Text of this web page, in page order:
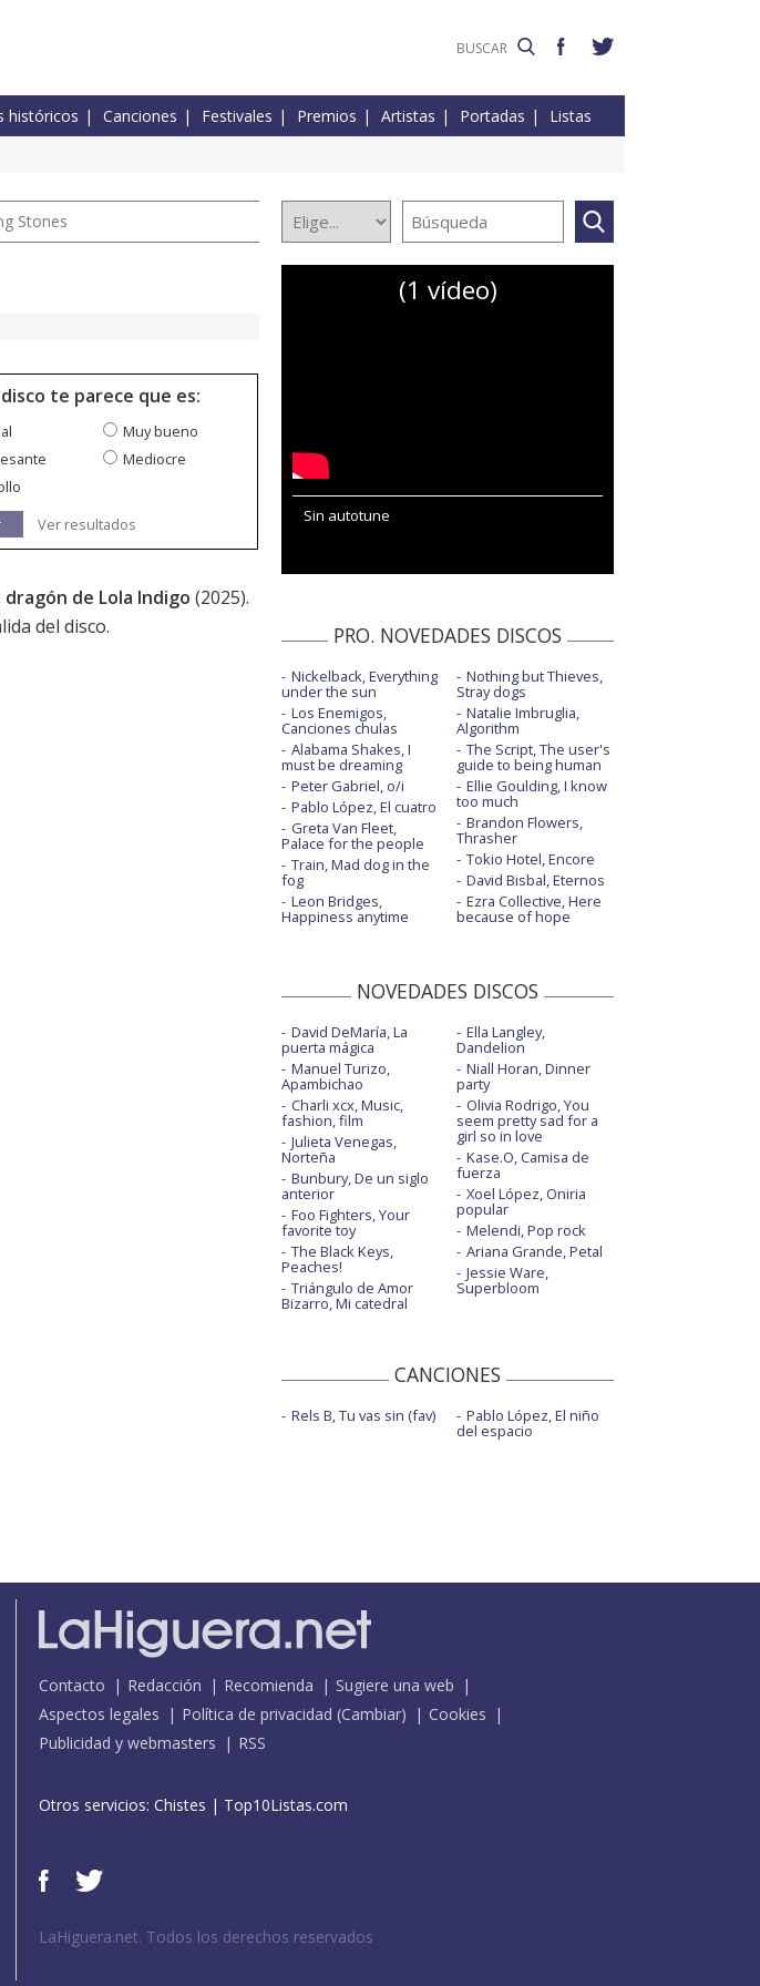
históricos Canciones Festivales Premios Artistas Portadas Listas
Stones
disco te parece que es:
Muy bueno
Mediocre
Ver resultados
dragón de Lola Indigo (2025).
del disco.
(1 vídeo)
Sin autotune
PRO. NOVEDADES DISCOS
Nickelback, Everything
under the sun
Los Enemigos,
Canciones chulas
Alabama Shakes, I
must be dreaming
Peter Gabriel, o/i
Pablo López, El cuatro
Greta Van Fleet,
Palace for the people
Train, Mad dog in the
fog
Leon Bridges,
Happiness anytime
Nothing but Thieves,
Stray dogs
Natalie Imbruglia,
Algorithm
The Script, The user's
guide to being human
Ellie Goulding, I know
too much
Brandon Flowers,
Thrasher
Tokio Hotel, Encore
David Bisbal, Eternos
Ezra Collective, Here
because of hope
NOVEDADES DISCOS
David DeMaría, La
puerta mágica
Manuel Turizo,
Apambichao
Charli xcx, Music,
fashion, film
Julieta Venegas,
Norteña
Bunbury, De un siglo
anterior
Foo Fighters, Your
favorite toy
The Black Keys,
Peaches!
Triángulo de Amor
Bizarro, Mi catedral
Ella Langley,
Dandelion
Niall Horan, Dinner
party
Olivia Rodrigo, You
seem pretty sad for a
girl so in love
Kase.O, Camisa de
fuerza
Xoel López, Oniria
popular
Melendi, Pop rock
Ariana Grande, Petal
Jessie Ware,
Superbloom
CANCIONES
Rels B, Tu vas sin (fav) Pablo López, El niño
del espacio
Contacto Redacción Recomienda
Sugiere una web
Aspectos legales
Política de privacidad (Cambiar)
Cookies
Publicidad y webmasters
RSS
Otros servicios: Chistes | Top10Listas.com
LaHiguera.net. Todos los derechos reservados